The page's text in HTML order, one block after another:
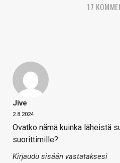
17
Jive
2.8.2024
Ovatko nämä kuinka läheistä
suorittimille?
Kirjaudu sisään vastataksesi